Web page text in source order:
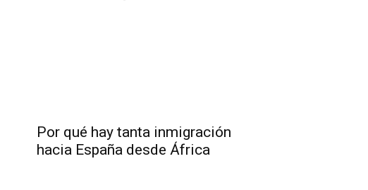
Por qué hay tanta inmigración
hacia España desde África